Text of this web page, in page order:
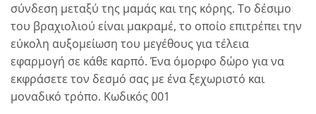
σύνδεση μεταξύ της μαμάς και της κόρης. Το δέσιμο
του βραχιολιού είναι μακραμέ, το οποίο επιτρέπει την
εύκολη αυξομείωση του μεγέθους για τέλεια
εφαρμογή σε κάθε καρπό. Ένα όμορφο δώρο για να
εκφράσετε τον δεσμό σας με ένα ξεχωριστό και
μοναδικό τρόπο. Κωδικός 001